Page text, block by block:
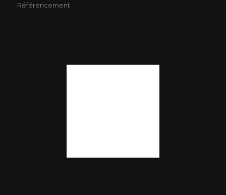
Référencement